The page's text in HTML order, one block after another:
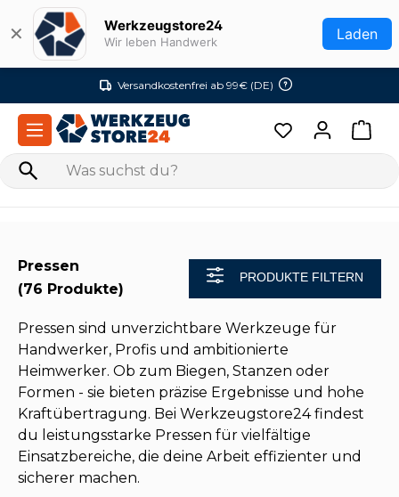
Zum Hauptinhalt springen
✕ Werkzeugstore24
Wir leben Handwerk Laden
Versandkostenfrei ab 99€ (DE)
Pressen
(76 Produkte)
PRODUKTE FILTERN
Pressen sind unverzichtbare Werkzeuge für
Handwerker, Profis und ambitionierte
Heimwerker. Ob zum Biegen, Stanzen oder
Formen - sie bieten präzise Ergebnisse und hohe
Kraftübertragung. Bei Werkzeugstore24 findest
du leistungsstarke Pressen für vielfältige
Einsatzbereiche, die deine Arbeit effizienter und
sicherer machen.